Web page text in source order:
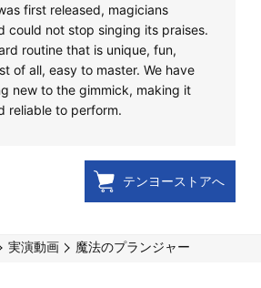
first released, magicians
could not stop singing its praises.
routine that is unique, fun,
of all, easy to master. We have
new to the gimmick, making it
reliable to perform.
テンヨーストアへ
実演動画 魔法のプランジャー